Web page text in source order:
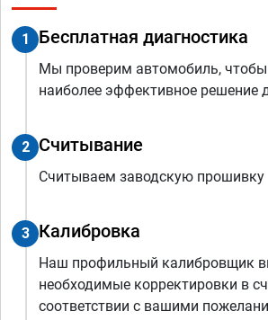
1 Бесплатная диагностика
Мы проверим автомобиль,
наиболее эффективное решение
2 Считывание
Считываем заводскую прошивку
3 Калибровка
Наш профильный калибровщик
необходимые корректировки в
соответствии с вашими